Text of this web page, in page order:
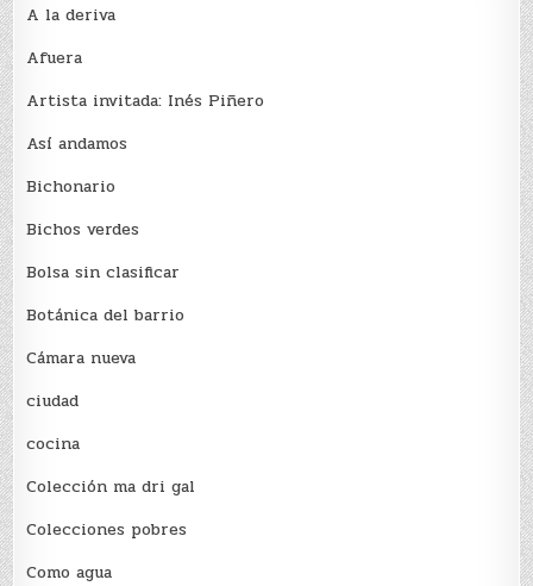
A la deriva
Afuera
Artista invitada: Inés Piñero
Así andamos
Bichonario
Bichos verdes
Bolsa sin clasificar
Botánica del barrio
Cámara nueva
ciudad
cocina
Colección ma dri gal
Colecciones pobres
Como agua